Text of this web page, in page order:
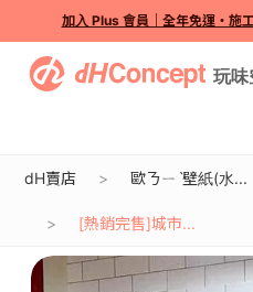
加入 Plus 會員｜全年免運・施
dH賣店 歐ㄋㄧˋ壁紙(水...
[熱銷完售]城市...